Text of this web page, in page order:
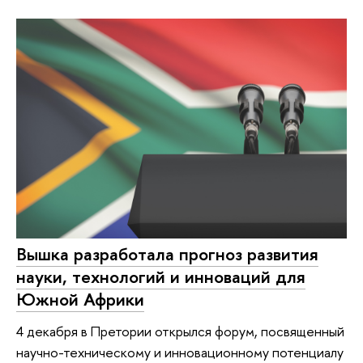
Вышка разработала прогноз развития
науки, технологий и инноваций для
Южной Африки
4 декабря в Претории открылся форум, посвященный
научно-техническому и инновационному потенциалу